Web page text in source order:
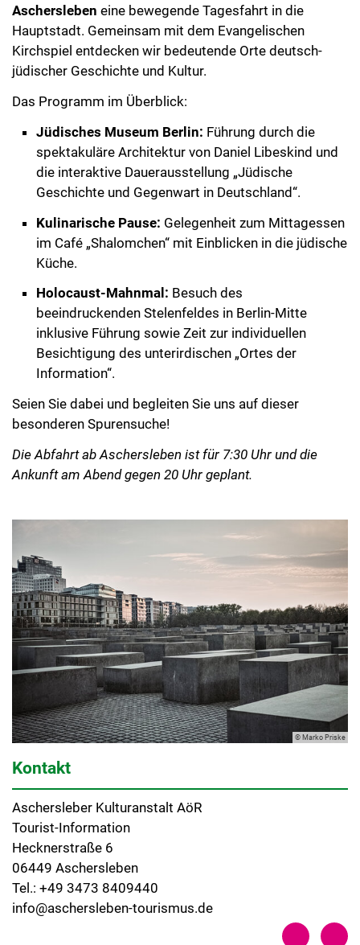
Aschersleben eine bewegende Tagesfahrt in die
Hauptstadt. Gemeinsam mit dem Evangelischen
Kirchspiel entdecken wir bedeutende Orte deutsch-
jüdischer Geschichte und Kultur.
Das Programm im Überblick:
Jüdisches Museum Berlin: Führung durch die
spektakuläre Architektur von Daniel Libeskind und
die interaktive Dauerausstellung „Jüdische
Geschichte und Gegenwart in Deutschland“.
Kulinarische Pause: Gelegenheit zum Mittagessen
im Café „Shalomchen“ mit Einblicken in die jüdische
Küche.
Holocaust-Mahnmal: Besuch des
beeindruckenden Stelenfeldes in Berlin-Mitte
inklusive Führung sowie Zeit zur individuellen
Besichtigung des unterirdischen „Ortes der
Information“.
Seien Sie dabei und begleiten Sie uns auf dieser
besonderen Spurensuche!
Die Abfahrt ab Aschersleben ist für 7:30 Uhr und die
Ankunft am Abend gegen 20 Uhr geplant.
© Marko Priske
Kontakt
Aschersleber Kulturanstalt AöR
Tourist-Information
Hecknerstraße 6
06449 Aschersleben
Tel.: +49 3473 8409440
info@aschersleben-tourismus.de